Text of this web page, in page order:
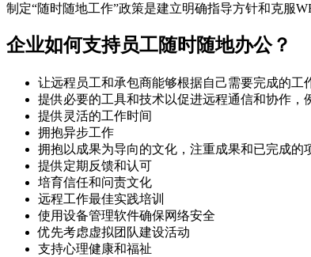
制定“随时随地工作”政策是建立明确指导方针和克服
企业如何支持员工随时随地办公？
让远程员工和承包商能够根据自己需要完成的
提供必要的工具和技术以促进远程通信和协作，
提供灵活的工作时间
拥抱异步工作
拥抱以成果为导向的文化，注重成果和已完成
提供定期反馈和认可
培育信任和问责文化
远程工作最佳实践培训
使用设备管理软件确保网络安全
优先考虑虚拟团队建设活动
支持心理健康和福祉